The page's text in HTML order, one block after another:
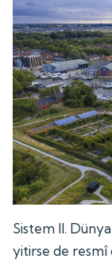
Sistem II.
yitirse de resmî